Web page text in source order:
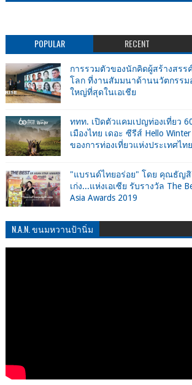
POPULAR RECENT
การรวมตัวของนักคิดผู้สร้างสรร
โลก ที่งานสัมมนาด้านนวัตกรรม
ใหญ่ที่สุดในเอเชีย
ททท. เปิดตัวแคมเปญท่องเที่ยว
เมืองไทย เดอะ ซีรีส์ Hello
ของการท่องเที่ยวแห่งประเทศไทย
"แบรนด์ไทยอร่อย" โดย คุณธัญ
เก่ง...แห่งเอเซีย รับรางวัล The
Asia Awards 2019
N.A.N. ขนมหวานป้านิ่ม